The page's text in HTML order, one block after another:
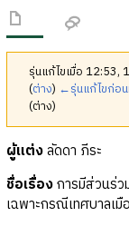
รุ่นแก้ไขเมื่อ 12:53,
(ต่าง) ←รุ่นแก้ไขก่อ
(ต่าง)
ผู้แต่งลัดดา ภีระ
ชื่อเรื่องการมีส่วนร่ว
เฉพาะกรณีเทศบาลเมื